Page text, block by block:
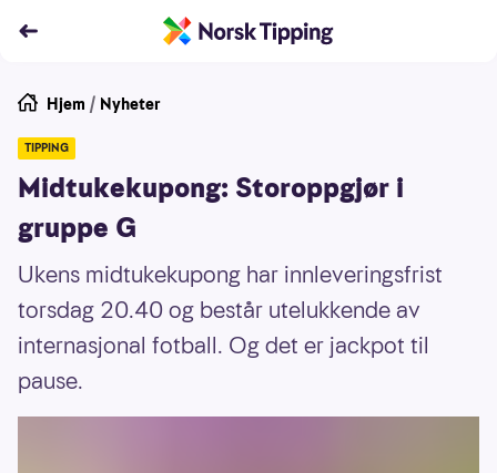
Hjem / Nyheter
TIPPING
Midtukekupong: Storoppgjør i
gruppe G
Ukens midtukekupong har innleveringsfrist
torsdag 20.40 og består utelukkende av
internasjonal fotball. Og det er jackpot til
pause.